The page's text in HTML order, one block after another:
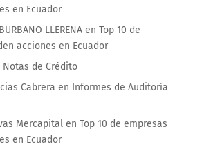
en Ecuador
LLERENAen Top 10 de
acciones en Ecuador
de Crédito
Cabrera en Informes de Auditoría
Mercapitalen Top 10 de empresas
en Ecuador